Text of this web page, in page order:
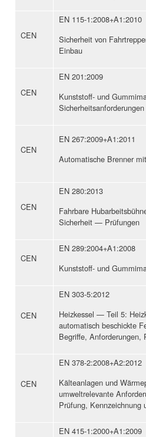
CEN
EN 115-1:2008+A1:2010
Sicherheit von
Einbau
CEN
EN 201:2009
Kunststoff- und
Sicherheitsanforderungen
CEN
EN 267:2009+A1:2011
Automatische Brenner
CEN
EN 280:2013
Fahrbare
Sicherheit — Prüfungen
CEN
EN 289:2004+A1:2008
Kunststoff- und
CEN
EN 303-5:2012
Heizkessel — Teil 5:
automatisch beschickte
Begriffe, Anforderungen,
CEN
EN 378-2:2008+A2:2012
Kälteanlagen und
umweltrelevante
Prüfung, Kennzeichnung
EN 415-1:2000+A1:2009